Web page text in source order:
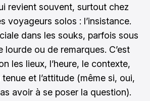
revient souvent, surtout chez
voyageurs solos : l’insistance.
dans les souks, parfois sous
lourde ou de remarques. C’est
les lieux, l’heure, le contexte,
et l’attitude (même si, oui,
avoir à se poser la question).